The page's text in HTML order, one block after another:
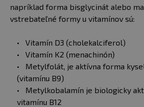
napríklad forma bisglycinát alebo
vstrebateľné formy u vitamínov sú:
Vitamín D3 (cholekalciferol)
Vitamín K2 (menachinón)
Metylfolát, je aktívna forma
(vitamínu B9)
Metylkobalamín je biologicky
vitamínu B12